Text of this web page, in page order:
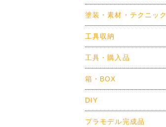
塗装・素材・テクニック
工具収納
工具・購入品
箱・BOX
DIY
プラモデル完成品